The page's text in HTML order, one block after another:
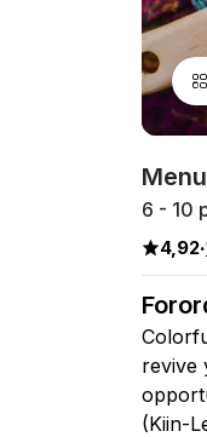
6 - 10
4,92·
revive
(Kiin-